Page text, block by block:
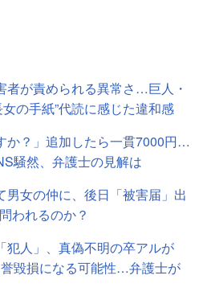
者が責められる異常さ…巨人・
の手紙”代読に感じた違和感
か？」追加したら一貫7000円…
騒然、弁護士の見解は
男女の仲に、後日「被害届」出
われるのか？
犯人」、真偽不明の卒アルが
毀損になる可能性…弁護士が